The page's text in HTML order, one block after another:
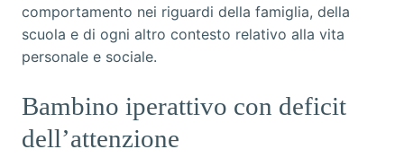
comportamento nei riguardi della famiglia, della
scuola e di ogni altro contesto relativo alla vita
personale e sociale.
Bambino iperattivo con deficit
dell’attenzione